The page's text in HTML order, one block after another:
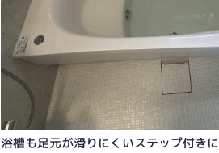
浴槽も足元が滑りにくいステップ付きに